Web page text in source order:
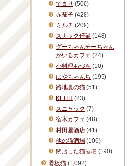
てまり (500)
赤茄子 (428)
ミルチ (209)
スナック仔猫 (148)
グーちゃんチーちゃん
がいるカフェ (24)
小料理あづさ (10)
はやちゃんち (195)
路地裏の猫 (51)
KEITH (23)
スニャック (7)
宿木カフェ (48)
村田屋酒店 (41)
他の猫酒場 (106)
閉店した猫酒場 (190)
看板猫 (1,092)